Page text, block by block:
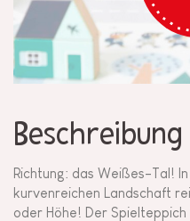
Beschreibung
Richtung: das Weißes-Tal!
kurvenreichen Landschaft
oder Höhe! Der